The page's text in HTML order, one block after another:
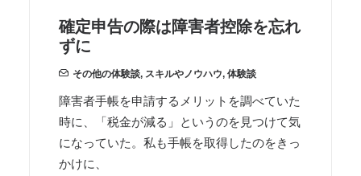
確定申告の際は障害者控除を忘れ
ずに
その他の体験談, スキルやノウハウ, 体験談
障害者手帳を申請するメリットを調べていた
時に、「税金が減る」というのを見つけて気
になっていた。私も手帳を取得したのをきっ
かけに、